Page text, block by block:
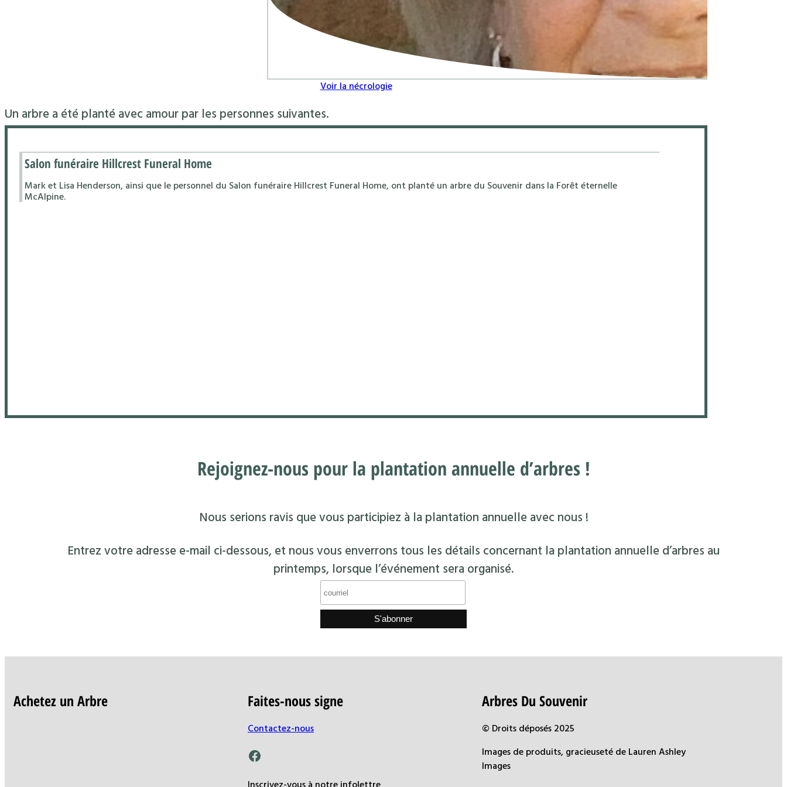
Voir la nécrologie
Un arbre a été planté avec amour par les personnes suivantes.
Salon funéraire Hillcrest Funeral Home
Mark et Lisa Henderson, ainsi que le personnel du Salon funéraire Hillcrest Funeral Home, ont planté un arbre du Souvenir dans la Forêt éternelle
McAlpine.
Rejoignez-nous pour la plantation annuelle d’arbres !
Nous serions ravis que vous participiez à la plantation annuelle avec nous !
Entrez votre adresse e-mail ci-dessous, et nous vous enverrons tous les détails concernant la plantation annuelle d’arbres au
printemps, lorsque l’événement sera organisé.
Achetez un Arbre Faites-nous signe
Contactez-nous
Facebook
Arbres Du Souvenir
© Droits déposés 2025
Images de produits, gracieuseté de Lauren Ashley
Images